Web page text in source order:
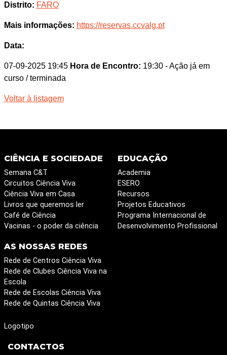
Distrito: FARO
Mais informações: https://reservas.ccvalg.pt
Data:
07-09-2025 19:45 Hora de Encontro: 19:30 - Ação já em
curso / terminada
Voltar à listagem
CIÊNCIA E SOCIEDADE
Semana C&T
Circuitos Ciência Viva
Ciência Viva em Casa
Livros que queremos ler
Café de Ciência
Vacinas - o poder da ciência
EDUCAÇÃO
Academia
ESERO
Recursos
Projetos Educativos
Programa Internacional de
Desenvolvimento Profissional
AS NOSSAS REDES
Rede de Centros Ciência Viva
Rede de Clubes Ciência Viva na
Escola
Rede de Escolas Ciência Viva
Rede de Quintas Ciência Viva
Logotipo
CONTACTOS